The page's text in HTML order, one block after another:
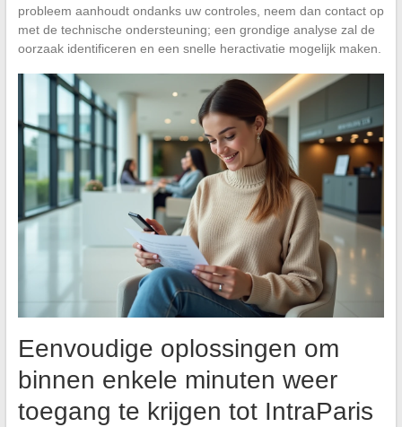
probleem aanhoudt ondanks uw controles, neem dan contact op
met de technische ondersteuning; een grondige analyse zal de
oorzaak identificeren en een snelle heractivatie mogelijk maken.
Eenvoudige oplossingen om
binnen enkele minuten weer
toegang te krijgen tot IntraParis